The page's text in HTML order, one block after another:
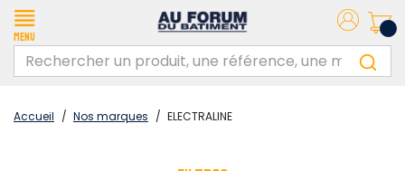
Menu
Accueil / Nos marques / ELECTRALINE